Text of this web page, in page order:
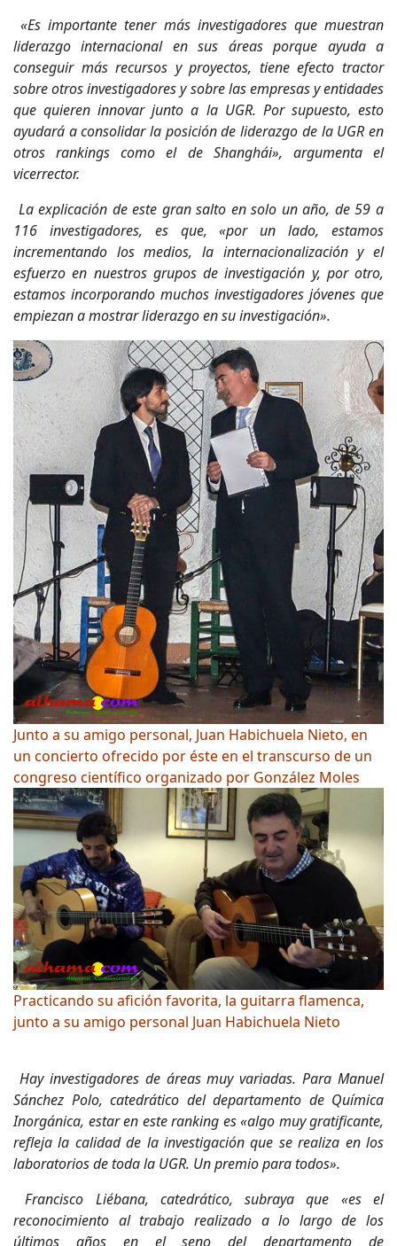
«Es importante tener más investigadores que muestran
liderazgo internacional en sus áreas porque ayuda a
conseguir más recursos y proyectos, tiene efecto tractor
sobre otros investigadores y sobre las empresas y entidades
que quieren innovar junto a la UGR. Por supuesto, esto
ayudará a consolidar la posición de liderazgo de la UGR en
otros rankings como el de Shanghái», argumenta el
vicerrector.
La explicación de este gran salto en solo un año, de 59 a
116 investigadores, es que, «por un lado, estamos
incrementando los medios, la internacionalización y el
esfuerzo en nuestros grupos de investigación y, por otro,
estamos incorporando muchos investigadores jóvenes que
empiezan a mostrar liderazgo en su investigación».
Junto a su amigo personal, Juan Habichuela Nieto, en
un concierto ofrecido por éste en el transcurso de un
congreso científico organizado por González Moles
Practicando su afición favorita, la guitarra flamenca,
junto a su amigo personal Juan Habichuela Nieto
Hay investigadores de áreas muy variadas. Para Manuel
Sánchez Polo, catedrático del departamento de Química
Inorgánica, estar en este ranking es «algo muy gratificante,
refleja la calidad de la investigación que se realiza en los
laboratorios de toda la UGR. Un premio para todos».
Francisco Liébana, catedrático, subraya que «es el
reconocimiento al trabajo realizado a lo largo de los
últimos años en el seno del departamento de